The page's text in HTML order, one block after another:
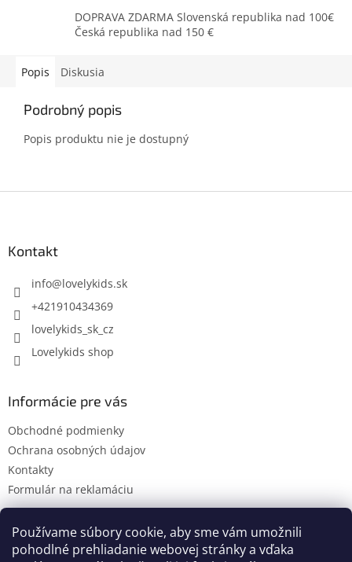
Používame súbory cookie, aby sme vám umožnili
pohodlné prehliadanie webovej stránky a vďaka
DOPRAVA ZDARMA Slovenská republika nad 100€
Česká republika nad 150 €
Popis Diskusia
Podrobný popis
Popis produktu nie je dostupný
Kontakt
info@lovelykids.sk
+421910434369
lovelykids_sk_cz
Lovelykids shop
Informácie pre vás
Obchodné podmienky
Ochrana osobných údajov
Kontakty
Formulár na reklamáciu
Kontakty Novinky